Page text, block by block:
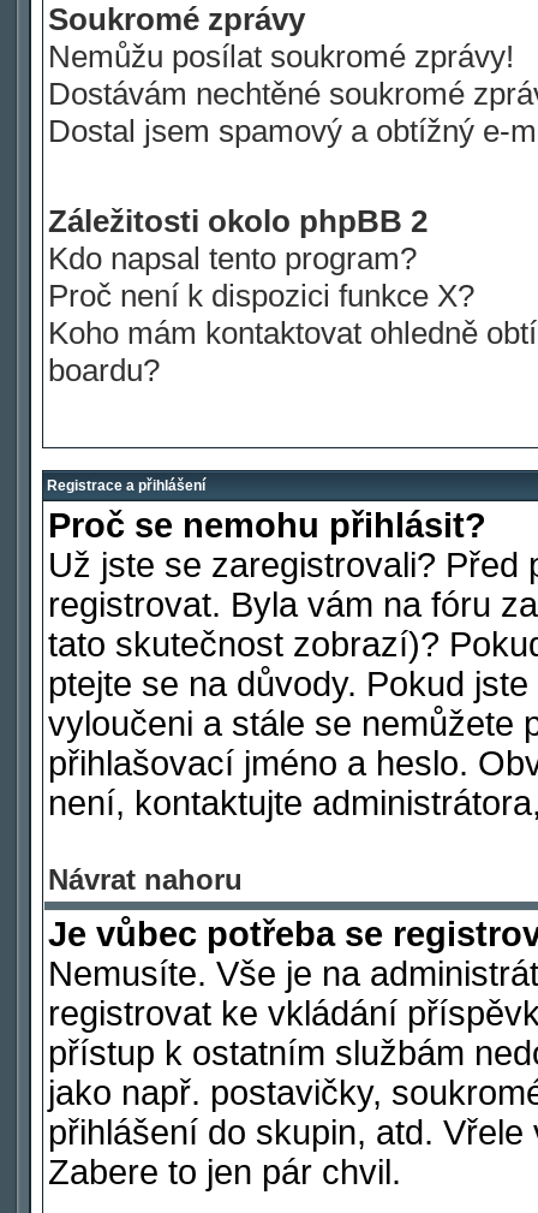
Soukromé zprávy
Nemůžu posílat soukromé zprávy!
Dostávám nechtěné soukromé
Dostal jsem spamový a obtížný e-
Záležitosti okolo phpBB 2
Kdo napsal tento program?
Proč není k dispozici funkce X?
Koho mám kontaktovat ohledně
boardu?
Registrace a přihlášení
Proč se nemohu přihlásit?
Už jste se zaregistrovali?
registrovat. Byla vám na fóru
tato skutečnost zobrazí)?
ptejte se na důvody. Pokud
vyloučeni a stále se nemůžete
přihlašovací jméno a heslo.
není, kontaktujte
Návrat nahoru
Je vůbec potřeba se
Nemusíte. Vše je na
registrovat ke vkládání
přístup k ostatním službám
jako např. postavičky,
přihlášení do skupin, atd.
Zabere to jen pár chvil.